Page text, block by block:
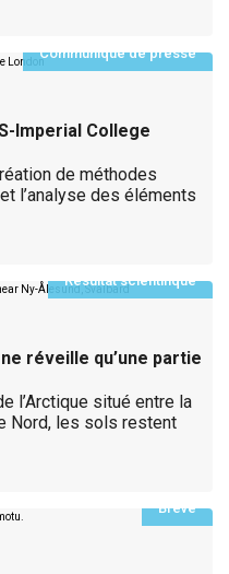
Communiqué de presse
Imperial College
de méthodes
l’analyse des éléments
Résultat scientifique
réveille qu’une partie
l’Arctique situé entre la
Nord, les sols restent
Brève